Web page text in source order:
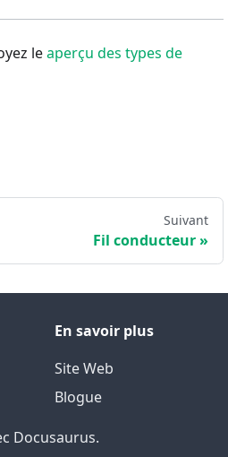
leaperçu des types de
Suivant
Fil conducteur
En savoir plus
Site Web
Blogue
Docusaurus.